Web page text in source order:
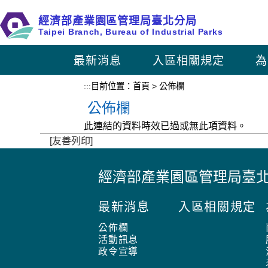
到
主
經濟部產業園區管理局臺北分局
Taipei Branch, Bureau of Industrial Parks
最新消息 入區相關規定
::: 目前位置： 首頁 > 公佈欄
公佈欄
此連結的資料時效已過或無此項資料。
[友善列印]
:
:
經濟部產業園區管理局臺
最新消息
公佈欄
活動訊息
政令宣導
入區相關規定